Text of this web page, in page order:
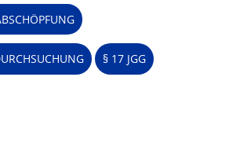
§ 17 JGG